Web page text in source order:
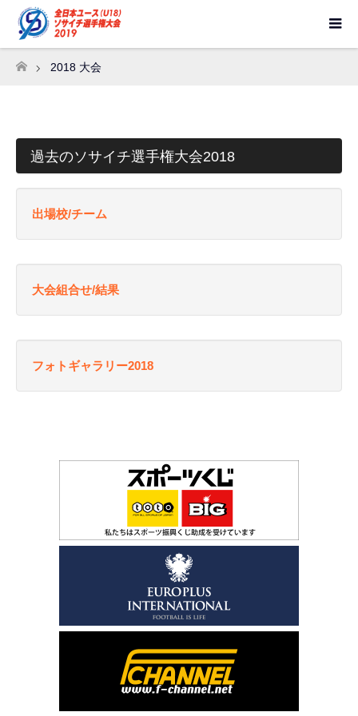
ホーム
2018 大会
過去のソサイチ選手権大会2018
出場校/チーム
大会組合せ/結果
フォトギャラリー2018